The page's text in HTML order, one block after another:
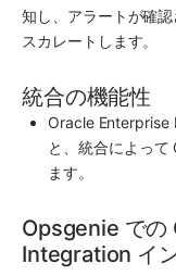
知し、アラートが確
スカレートします。
統合の機能性
Oracle Enterprise
と、統合によって
ます。
Opsgenie で
Integration イ